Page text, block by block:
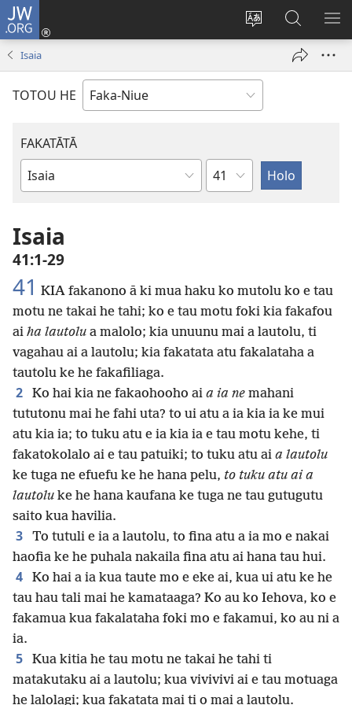
JW.ORG
Hiki
vagahau
Saini
new
Kumi
JW.ORG
Isaia
TOTOU HE
FAKATĀTĀ
Tohi
Tapu
Veveheaga
Isaia
41:1-29
41 KIA fakanono ā ki mua haku ko mutolu ko e tau
motu ne takai he tahi; ko e tau motu foki kia fakafou
ai ha lautolu a malolo; kia unuunu mai a lautolu, ti
vagahau ai a lautolu; kia fakatata atu fakalataha a
tautolu ke he fakafiliaga.
2 Ko hai kia ne fakaohooho ai a ia ne mahani
tututonu mai he fahi uta? to ui atu a ia kia ia ke mui
atu kia ia; to tuku atu e ia kia ia e tau motu kehe, ti
fakatokolalo ai e tau patuiki; to tuku atu ai a lautolu
ke tuga ne efuefu ke he hana pelu, to tuku atu ai a
lautolu ke he hana kaufana ke tuga ne tau gutugutu
saito kua havilia.
3
To tutuli e ia a lautolu, to fina atu a ia mo e nakai
haofia ke he puhala nakaila fina atu ai hana tau hui.
4
Ko hai a ia kua taute mo e eke ai, kua ui atu ke he
tau hau tali mai he kamataaga? Ko au ko Iehova, ko e
fakamua kua fakalataha foki mo e fakamui, ko au ni a
ia.
5
Kua kitia he tau motu ne takai he tahi ti
matakutaku ai a lautolu; kua vivivivi ai e tau motuaga
he lalolagi; kua fakatata mai ti o mai a lautolu.